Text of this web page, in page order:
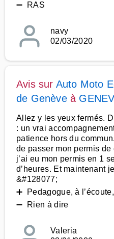
➖ RAS
navy
02/03/2020
Avis sur Auto Moto
de Genèveà
Allez y les yeux fermés.
: un vrai
patience hors du
de passer mon permis
j’ai eu mon permis en 1
d’heures. Et maintenant
&#128077;
➕ Pedagogue, à
➖ Rien à dire
Valeria